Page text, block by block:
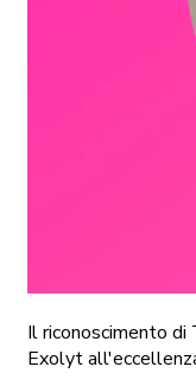
Il riconoscimento di
Exolyt